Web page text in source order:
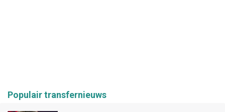
Populair transfernieuws